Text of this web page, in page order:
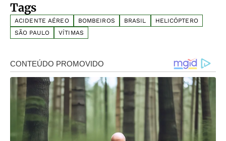
Tags
ACIDENTE AÉREO BOMBEIROS BRASIL
HELICÓPTERO
SÃO PAULO
VÍTIMAS